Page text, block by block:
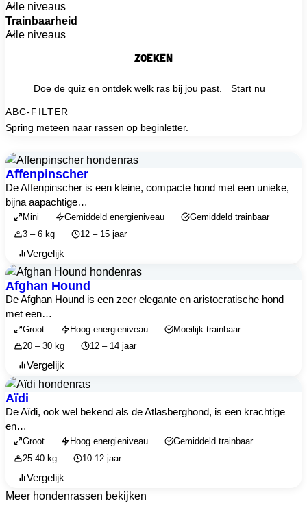
Trainbaarheid
Zoeken
Doe de quiz en ontdek welk ras bij jou past. Start nu
ABC-FILTER
Spring meteen naar rassen op beginletter.
Affenpinscher
De Affenpinscher is een kleine, compacte hond met een unieke,
bijna aapachtige…
Mini Gemiddeld energieniveau
Gemiddeld trainbaar
3 – 6 kg
12 – 15 jaar
Vergelijk
Afghan Hound
De Afghan Hound is een zeer elegante en aristocratische hond
met een…
Groot Hoog energieniveau
Moeilijk trainbaar
20 – 30 kg
12 – 14 jaar
Vergelijk
Aïdi
De Aïdi, ook wel bekend als de Atlasberghond, is een krachtige
en…
Groot Hoog energieniveau
Gemiddeld trainbaar
25-40 kg
10-12 jaar
Vergelijk
Meer hondenrassen bekijken